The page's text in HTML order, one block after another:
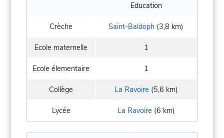
Education
Crèche Saint-Baldoph (3,8 km)
Ecole maternelle 1
Ecole élementaire 1
Collège La Ravoire (5,6 km)
Lycée La Ravoire (6 km)